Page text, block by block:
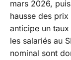
mars 2026,
hausse des prix
anticipe un
les salariés au
nominal sont